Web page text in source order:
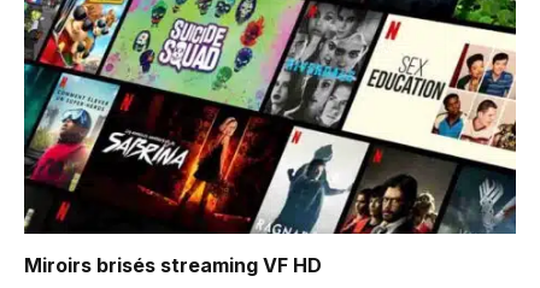
Miroirs brisés streaming VF HD